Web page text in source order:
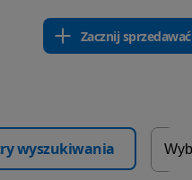
Zacznij sprzedawać
wyszukiwania